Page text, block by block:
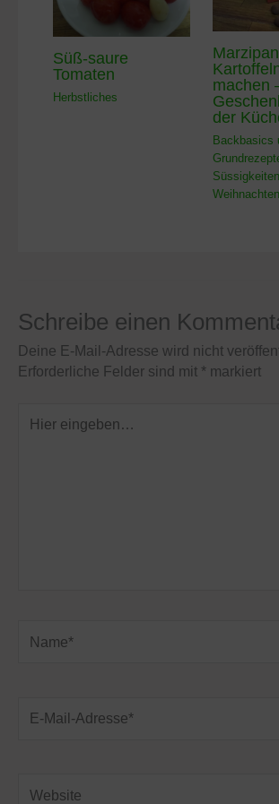
Süß-saure
Tomaten
Herbstliches
machen
der
Backbasics
Süssigkeiten
Weihnachten
Schreibe einen
Deine E-Mail-Adresse wird nicht
Erforderliche Felder sind mit * markiert
eingeben…
Mail-